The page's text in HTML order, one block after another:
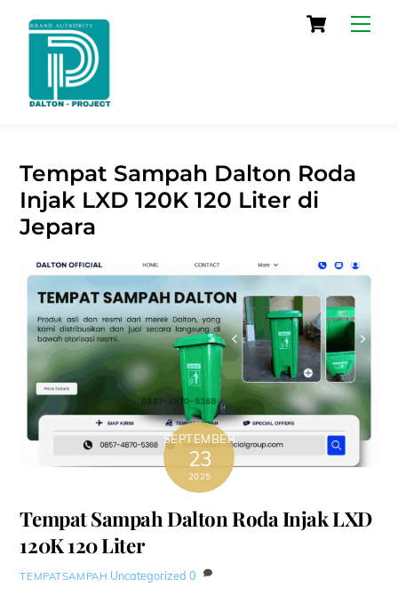
Cart
Tempat Sampah Dalton Roda
Injak LXD 120K 120 Liter di
Jepara
SEPTEMBER
23
2025
Tempat Sampah Dalton Roda Injak LXD
120K 120 Liter
TEMPATSAMPAH Uncategorized 0